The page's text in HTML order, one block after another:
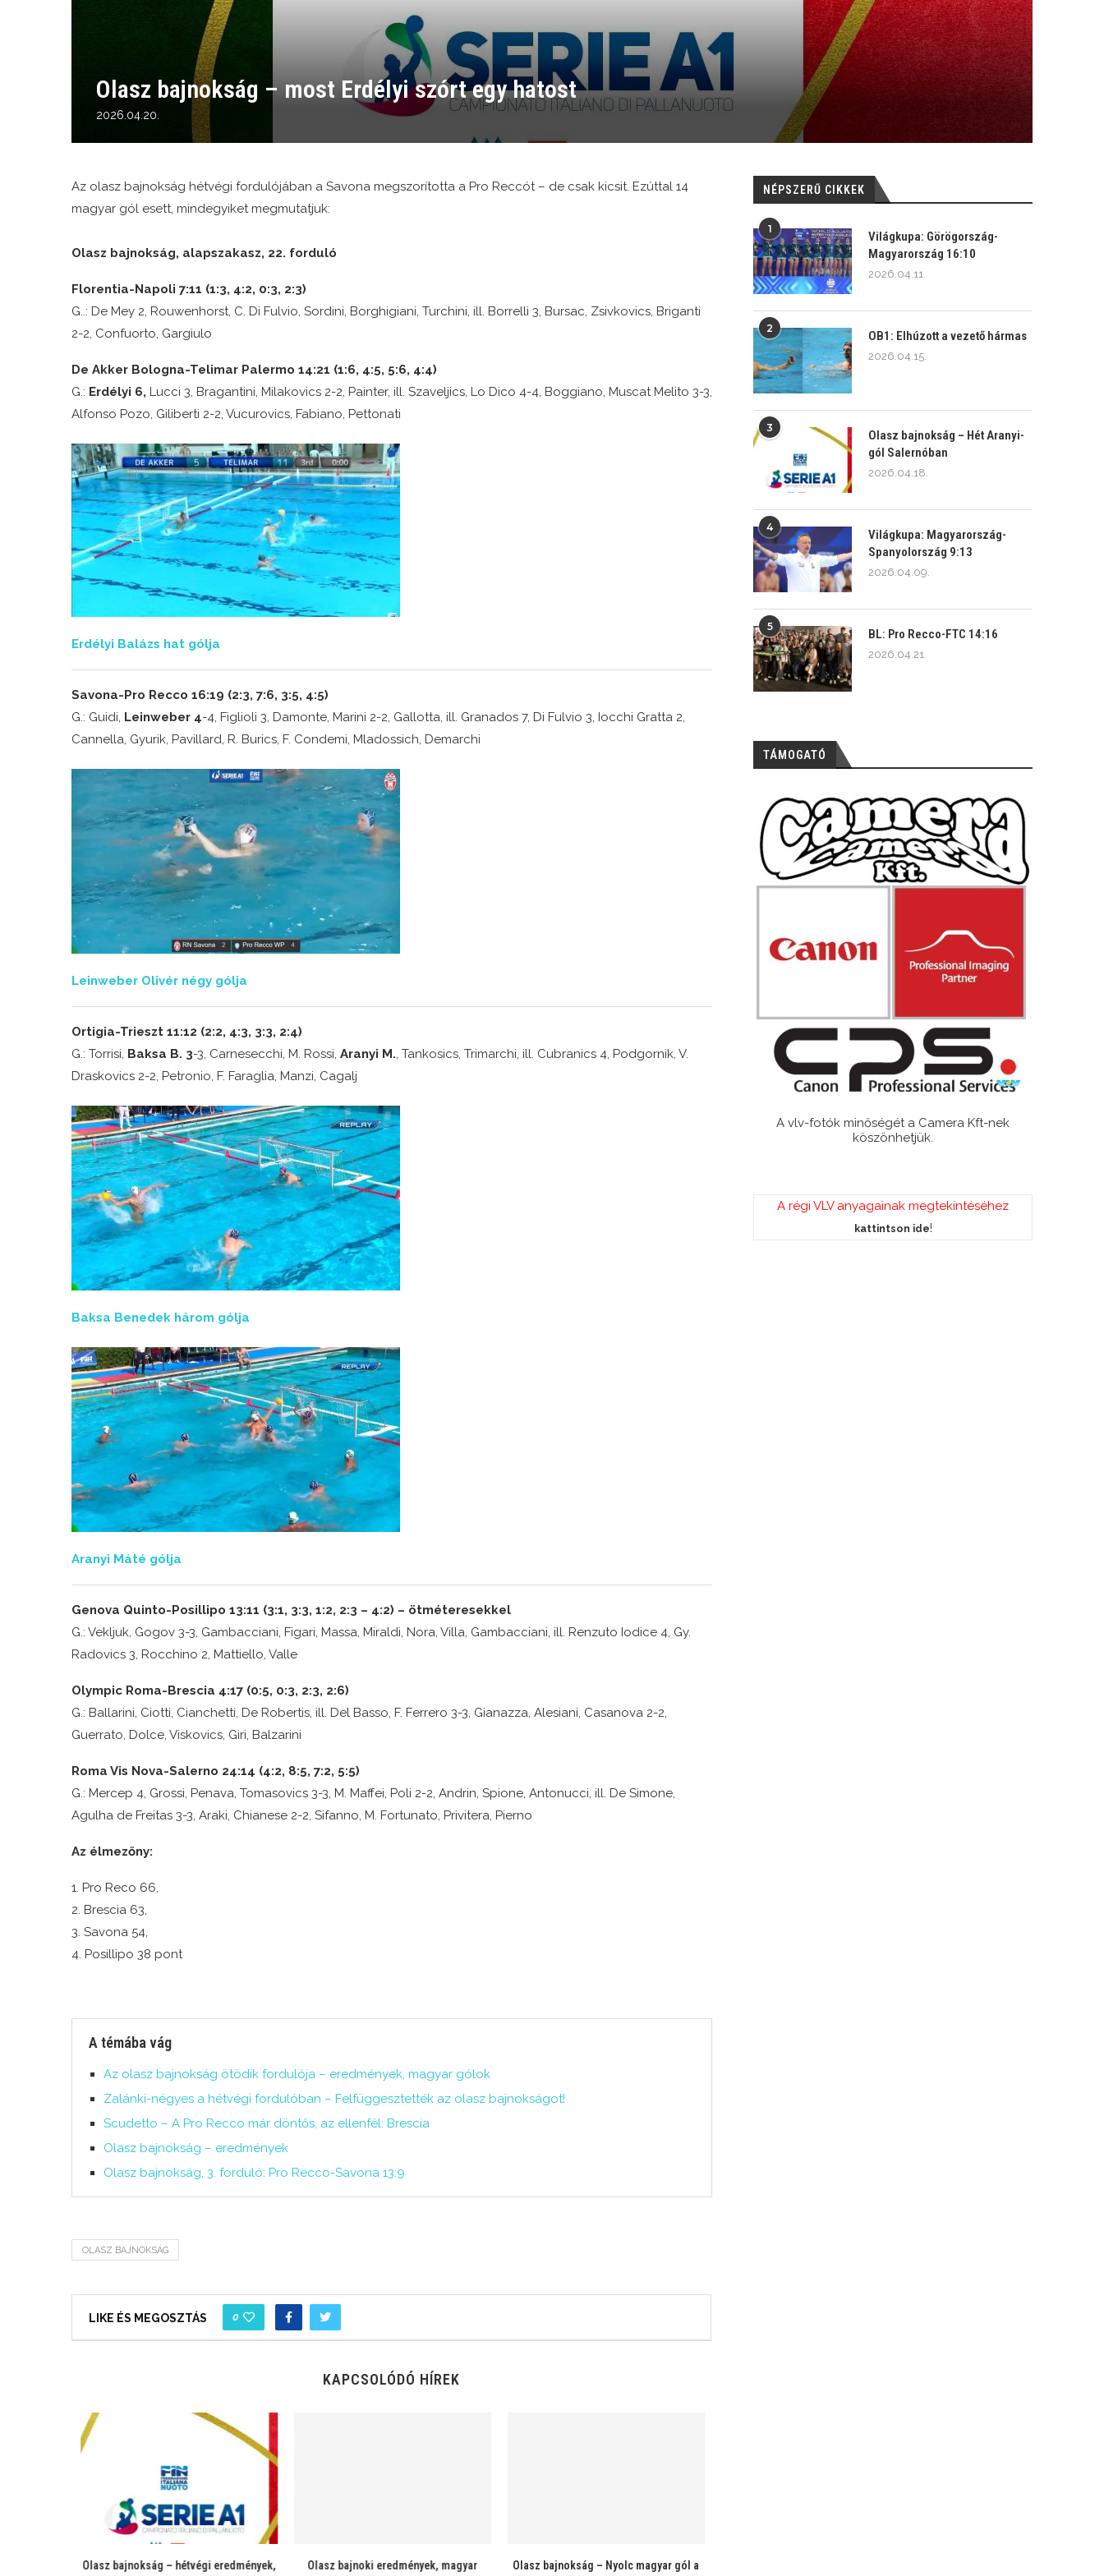
Olasz bajnokság – most Erdélyi szórt egy hatost
2026.04.20.
Az olasz bajnokság hétvégi fordulójában a Savona megszorította a Pro Reccót – de csak kicsit. Ezúttal 14
magyar gól esett, mindegyiket megmutatjuk:
Olasz bajnokság, alapszakasz, 22. forduló
Florentia-Napoli 7:11 (1:3, 4:2, 0:3, 2:3)
G..: De Mey 2, Rouwenhorst, C. Di Fulvio, Sordini, Borghigiani, Turchini, ill. Borrelli 3, Bursac, Zsivkovics, Briganti
2-2, Confuorto, Gargiulo
De Akker Bologna-Telimar Palermo 14:21 (1:6, 4:5, 5:6, 4:4)
G.: Erdélyi 6, Lucci 3, Bragantini, Milakovics 2-2, Painter, ill. Szaveljics, Lo Dico 4-4, Boggiano, Muscat Melito 3-3,
Alfonso Pozo, Giliberti 2-2, Vucurovics, Fabiano, Pettonati
Erdélyi Balázs hat gólja
Savona-Pro Recco 16:19 (2:3, 7:6, 3:5, 4:5)
G.: Guidi, Leinweber 4-4, Figlioli 3, Damonte, Marini 2-2, Gallotta, ill. Granados 7, Di Fulvio 3, Iocchi Gratta 2,
Cannella, Gyurik, Pavillard, R. Burics, F. Condemi, Mladossich, Demarchi
Leinweber Olivér négy gólja
Ortigia-Trieszt 11:12 (2:2, 4:3, 3:3, 2:4)
G.: Torrisi, Baksa B. 3-3, Carnesecchi, M. Rossi, Aranyi M., Tankosics, Trimarchi, ill. Cubranics 4, Podgornik, V.
Draskovics 2-2, Petronio, F. Faraglia, Manzi, Cagalj
Baksa Benedek három gólja
Aranyi Máté gólja
Genova Quinto-Posillipo 13:11 (3:1, 3:3, 1:2, 2:3 – 4:2) – ötméteresekkel
G.: Vekljuk, Gogov 3-3, Gambacciani, Figari, Massa, Miraldi, Nora, Villa, Gambacciani, ill. Renzuto Iodice 4, Gy.
Radovics 3, Rocchino 2, Mattiello, Valle
Olympic Roma-Brescia 4:17 (0:5, 0:3, 2:3, 2:6)
G.: Ballarini, Ciotti, Cianchetti, De Robertis, ill. Del Basso, F. Ferrero 3-3, Gianazza, Alesiani, Casanova 2-2,
Guerrato, Dolce, Viskovics, Giri, Balzarini
Roma Vis Nova-Salerno 24:14 (4:2, 8:5, 7:2, 5:5)
G.: Mercep 4, Grossi, Penava, Tomasovics 3-3, M. Maffei, Poli 2-2, Andrin, Spione, Antonucci, ill. De Simone,
Agulha de Freitas 3-3, Araki, Chianese 2-2, Sifanno, M. Fortunato, Privitera, Pierno
Az élmezőny:
1. Pro Reco 66,
2. Brescia 63,
3. Savona 54,
4. Posillipo 38 pont
A témába vág
Az olasz bajnokság ötödik fordulója – eredmények, magyar gólok
Zalánki-négyes a hétvégi fordulóban – Felfüggesztették az olasz bajnokságot!
Scudetto – A Pro Recco már döntős, az ellenfél: Brescia
Olasz bajnokság – eredmények
Olasz bajnokság, 3. forduló: Pro Recco-Savona 13:9
OLASZ BAJNOKSÁG
LIKE ÉS MEGOSZTÁS 0
KAPCSOLÓDÓ HÍREK
Olasz bajnoki eredmények, magyar
Olasz bajnokság – Nyolc magyar gól a
Olasz bajnokság – Eredmények, magyar
NÉPSZERŰ CIKKEK
1
Világkupa: Görögország-
Magyarország 16:10
2026.04.11.
2
OB1: Elhúzott a vezető hármas
2026.04.15.
3
Olasz bajnokság – Hét Aranyi-
gól Salernóban
2026.04.18.
4
Világkupa: Magyarország-
Spanyolország 9:13
2026.04.09.
5
BL: Pro Recco-FTC 14:16
2026.04.21.
TÁMOGATÓ
A vlv-fotók minőségét a Camera Kft-nek
köszönhetjük.
A régi VLV anyagainak megtekintéséhez
kattintson ide!